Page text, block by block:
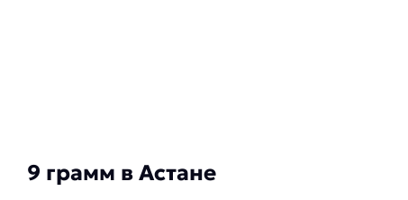
9 грамм в Астане